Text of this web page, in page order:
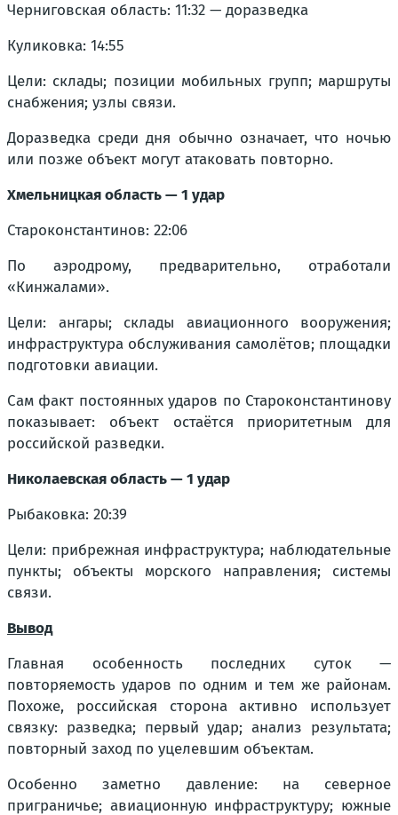
Черниговская область: 11:32 — доразведка
Куликовка: 14:55
Цели: склады; позиции мобильных групп; маршруты
снабжения; узлы связи.
Доразведка среди дня обычно означает, что ночью
или позже объект могут атаковать повторно.
Хмельницкая область — 1 удар
Староконстантинов: 22:06
По аэродрому, предварительно, отработали
«Кинжалами».
Цели: ангары; склады авиационного вооружения;
инфраструктура обслуживания самолётов; площадки
подготовки авиации.
Сам факт постоянных ударов по Староконстантинову
показывает: объект остаётся приоритетным для
российской разведки.
Николаевская область — 1 удар
Рыбаковка: 20:39
Цели: прибрежная инфраструктура; наблюдательные
пункты; объекты морского направления; системы
связи.
Вывод
Главная особенность последних суток —
повторяемость ударов по одним и тем же районам.
Похоже, российская сторона активно использует
связку: разведка; первый удар; анализ результата;
повторный заход по уцелевшим объектам.
Особенно заметно давление: на северное
приграничье; авиационную инфраструктуру; южные